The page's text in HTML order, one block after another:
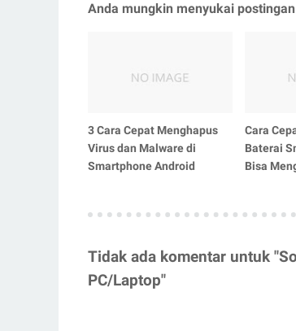
Anda mungkin menyukai
3 Cara Cepat Menghapus
Virus dan Malware di
Smartphone Android
Cara
Baterai
Bisa
Tidak ada komentar untuk
PC/Laptop"